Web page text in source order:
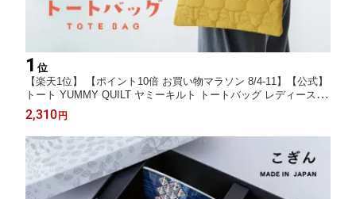
1 位
【楽天1位】 【ポイント10倍 お買い物マラソン 8/4-11】【公式】
トート YUMMY QUILT ヤミーキルト トートバッグ レディース か
わいい ぎょうざ もち巾着 おにぎり アイボリーイエロー チャコー
ル 35cm 40cm ポリエステル CDF etendue CDFエタンデュ ビス
ク
2,310円